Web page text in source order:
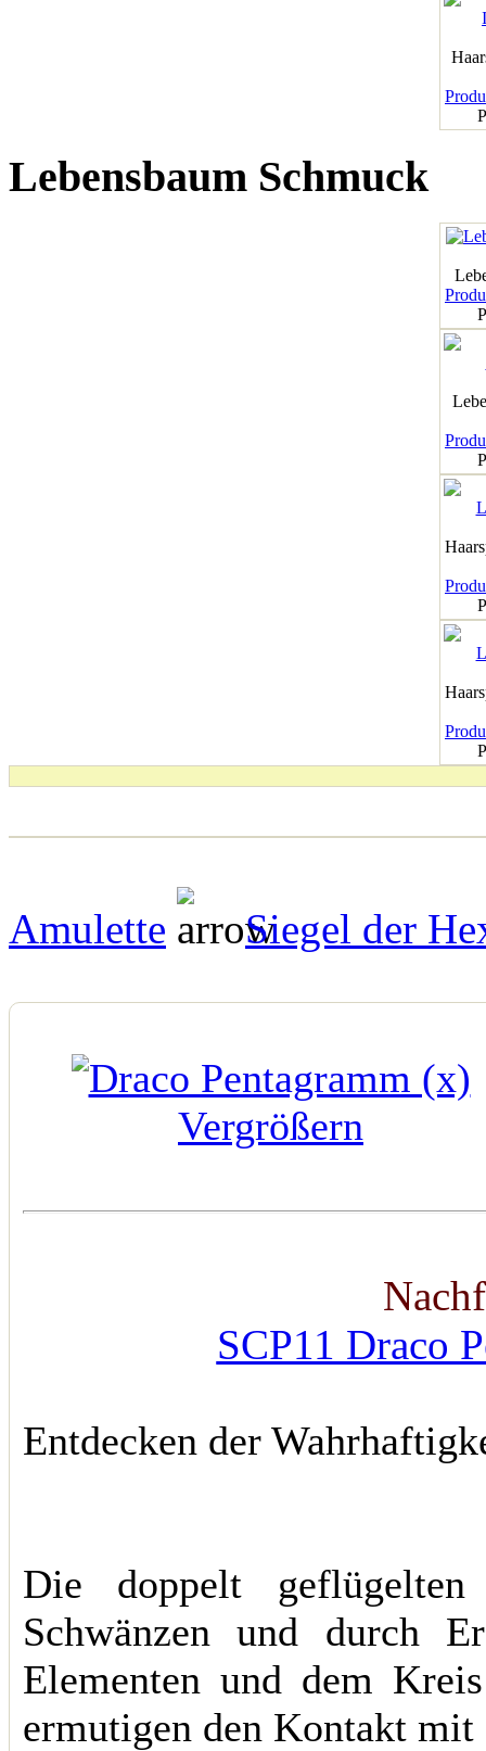
Lebensbaum Schmuck
Amulette Siegel der
Vergrößern
SCP11 Draco
Entdecken der
Die doppelt geflügelten
Schwänzen und durch
Elementen und dem
ermutigen den Kontakt mit